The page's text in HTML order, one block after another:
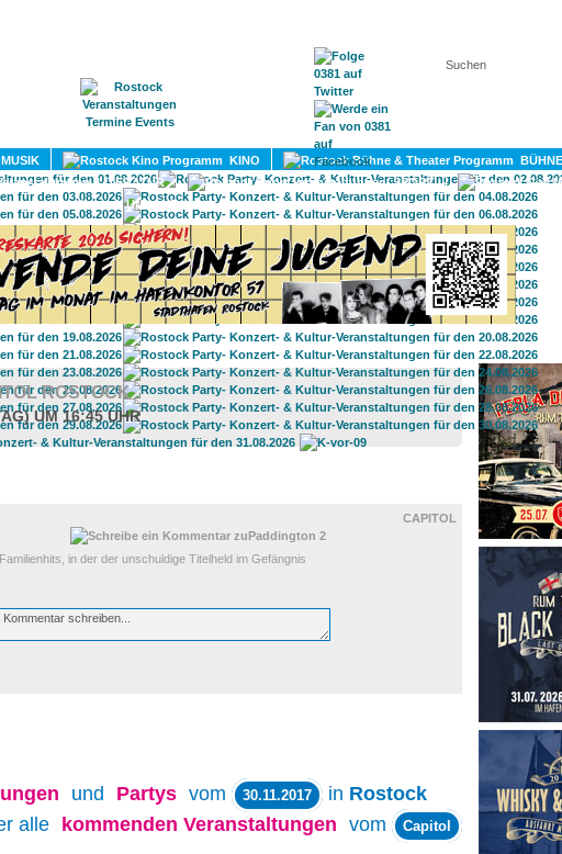
KONTAKT
KINO
LITERATUR SPORT
UMLAND
ROSTOCK
UM 16:45 UHR
CAPITOL
in der der unschuldige Titelheld im Gefängnis
und Partys vom 30.11.2017 in Rostock
alle
kommenden Veranstaltungen vom Capitol